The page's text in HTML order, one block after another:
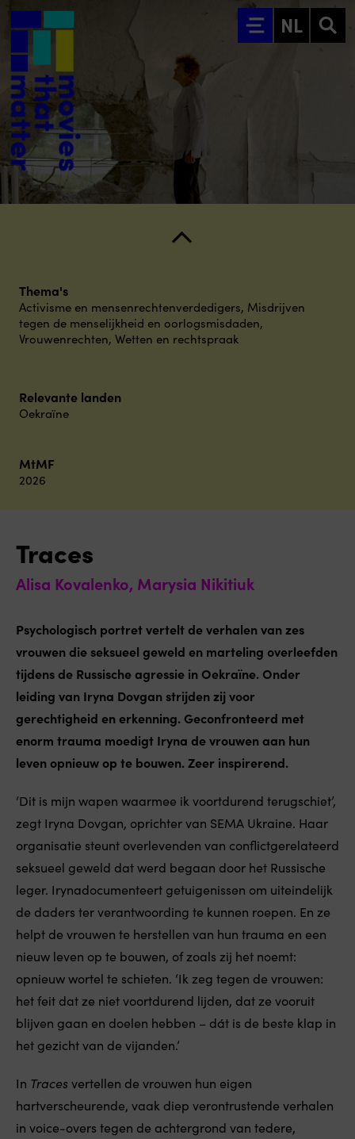
Ga naar hoofdinhoud
NL
Thema's
Activisme en mensenrechtenverdedigers, Misdrijven
tegen de menselijkheid en oorlogsmisdaden,
Vrouwenrechten, Wetten en rechtspraak
Relevante landen
Oekraïne
MtMF
2026
Traces
Alisa Kovalenko, Marysia Nikitiuk
Psychologisch portret vertelt de verhalen van zes
vrouwen die seksueel geweld en marteling overleefden
tijdens de Russische agressie in Oekraïne. Onder
leiding van Iryna Dovgan strijden zij voor
gerechtigheid en erkenning. Geconfronteerd met
enorm trauma moedigt Iryna de vrouwen aan hun
leven opnieuw op te bouwen. Zeer inspirerend.
‘Dit is mijn wapen waarmee ik voortdurend terugschiet’,
zegt Iryna Dovgan, oprichter van SEMA Ukraine. Haar
organisatie steunt overlevenden van conflictgerelateerd
seksueel geweld dat werd begaan door het Russische
leger. Irynadocumenteert getuigenissen om uiteindelijk
de daders ter verantwoording te kunnen roepen. En ze
helpt de vrouwen te herstellen van hun trauma en een
nieuw leven op te bouwen, of zoals zij het noemt:
opnieuw wortel te schieten. ‘Ik zeg tegen de vrouwen:
het feit dat ze niet voortdurend lijden, dat ze vooruit
blijven gaan en doelen hebben – dát is de beste klap in
het gezicht van de vijanden.’
In Traces vertellen de vrouwen hun eigen
hartverscheurende, vaak diep verontrustende verhalen
in voice-overs tegen de achtergrond van tedere,